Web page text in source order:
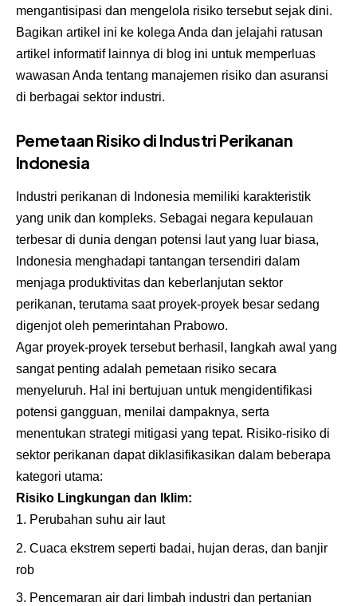
mengantisipasi dan mengelola risiko tersebut sejak dini.
Bagikan artikel ini ke kolega Anda dan jelajahi ratusan
artikel informatif lainnya di blog ini untuk memperluas
wawasan Anda tentang manajemen risiko dan asuransi
di berbagai sektor industri.
Pemetaan Risiko di Industri Perikanan
Indonesia
Industri perikanan di Indonesia memiliki karakteristik
yang unik dan kompleks. Sebagai negara kepulauan
terbesar di dunia dengan potensi laut yang luar biasa,
Indonesia menghadapi tantangan tersendiri dalam
menjaga produktivitas dan keberlanjutan sektor
perikanan, terutama saat proyek-proyek besar sedang
digenjot oleh pemerintahan Prabowo.
Agar proyek-proyek tersebut berhasil, langkah awal yang
sangat penting adalah pemetaan risiko secara
menyeluruh. Hal ini bertujuan untuk mengidentifikasi
potensi gangguan, menilai dampaknya, serta
menentukan strategi mitigasi yang tepat. Risiko-risiko di
sektor perikanan dapat diklasifikasikan dalam beberapa
kategori utama:
Risiko Lingkungan dan Iklim:
Perubahan suhu air laut
Cuaca ekstrem seperti badai, hujan deras, dan banjir
rob
Pencemaran air dari limbah industri dan pertanian